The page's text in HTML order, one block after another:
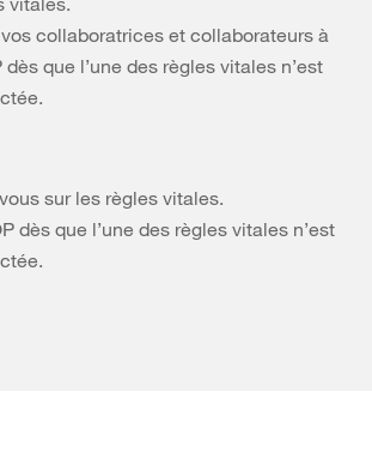
collaboratrices et collaborateurs à
dès que l’une des règles vitales n’est
sur les règles vitales.
dès que l’une des règles vitales n’est